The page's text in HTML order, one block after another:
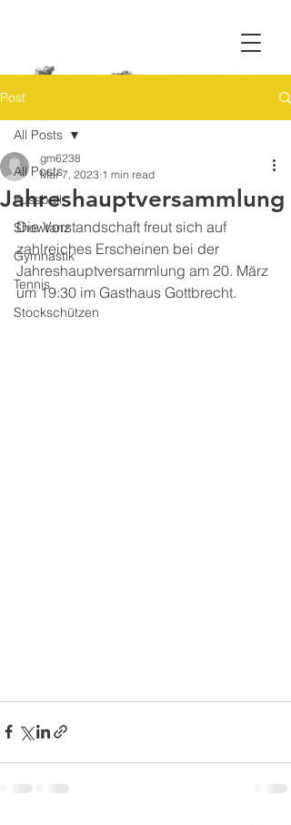
Post
All Posts
Fussball
Showtanz
Gymnastik
Tennis
Stockschützen
All Posts
Jahreshauptversammlung
gm6238
Mar 7, 2023 1 min read
Die Vorstandschaft freut sich auf
zahlreiches Erscheinen bei der
Jahreshauptversammlung am 20. März
um 19:30 im Gasthaus Gottbrecht.